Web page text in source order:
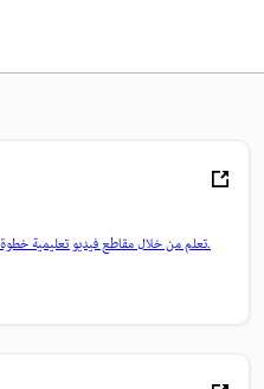
تعلم من خلال مقاطع فيديو تعليمية خطوة بخطوة وإرشادات عملية مباشرة داخل التطبيق.